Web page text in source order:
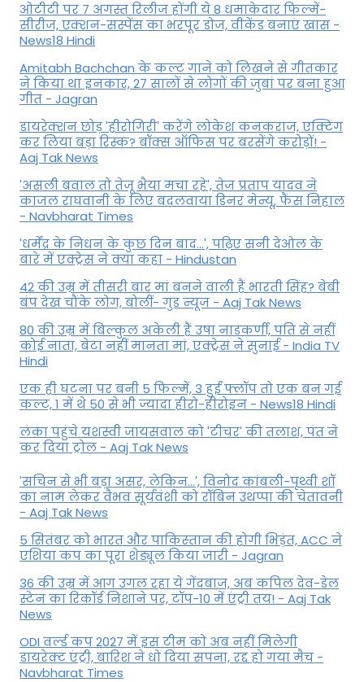
ओटीटी पर 7 अगस्त रिलीज होंगी ये 8 धमाकेदार फिल्में-
सीरीज, एक्शन-सस्पेंस का भरपूर डोज, वीकेंड बनाएं खास -
News18 Hindi
Amitabh Bachchan के कल्ट गाने को लिखने से गीतकार
ने किया था इनकार, 27 सालों से लोगों की जुबां पर बना हुआ
गीत - Jagran
डायरेक्शन छोड़ 'हीरोगिरी' करेंगे लोकेश कनकराज, एक्टिंग
कर लिया बड़ा रिस्क? बॉक्स ऑफिस पर बरसेंगे करोड़ों! -
Aaj Tak News
'असली बवाल तो तेजू भैया मचा रहे', तेज प्रताप यादव ने
काजल राघवानी के लिए बदलवाया डिनर मेन्यू, फैंस न‍िहाल
- Navbharat Times
'धर्मेंद्र के निधन के कुछ दिन बाद...', पढ़िए सनी देओल के
बारे में एक्ट्रेस ने क्या कहा - Hindustan
42 की उम्र में तीसरी बार मां बनने वाली हैं भारती सिंह? बेबी
बंप देख चौंके लोग, बोलीं- गुड न्यूज - Aaj Tak News
80 की उम्र में बिल्कुल अकेली हैं उषा नाडकर्णी, पति से नहीं
कोई नाता, बेटा नहीं मानता मां, एक्ट्रेस ने सुनाई - India TV
Hindi
एक ही घटना पर बनी 5 फिल्में, 3 हुईं फ्लॉप तो एक बन गई
कल्ट, 1 में थे 50 से भी ज्यादा हीरो-हीरोइन - News18 Hindi
लंका पहुंचे यशस्वी जायसवाल को 'टीचर' की तलाश, पंत ने
कर द‍िया ट्रोल - Aaj Tak News
'सचिन से भी बड़ा असर, लेकिन...', व‍िनोद कांबली-पृथ्वी शॉ
का नाम लेकर वैभव सूर्यवंशी को रॉबिन उथप्पा की चेतावनी
- Aaj Tak News
5 सितंबर को भारत और पाकिस्‍तान की होगी भिड़ंत, ACC ने
एशिया कप का पूरा शेड्यूल किया जारी - Jagran
36 की उम्र में आग उगल रहा ये गेंदबाज, अब कपिल देव-डेल
स्टेन का रिकॉर्ड निशाने पर, टॉप-10 में एंट्री तय! - Aaj Tak
News
ODI वर्ल्ड कप 2027 में इस टीम को अब नहीं मिलेगी
डायरेक्ट एंट्री, बारिश ने धो दिया सपना, रद्द हो गया मैच -
Navbharat Times